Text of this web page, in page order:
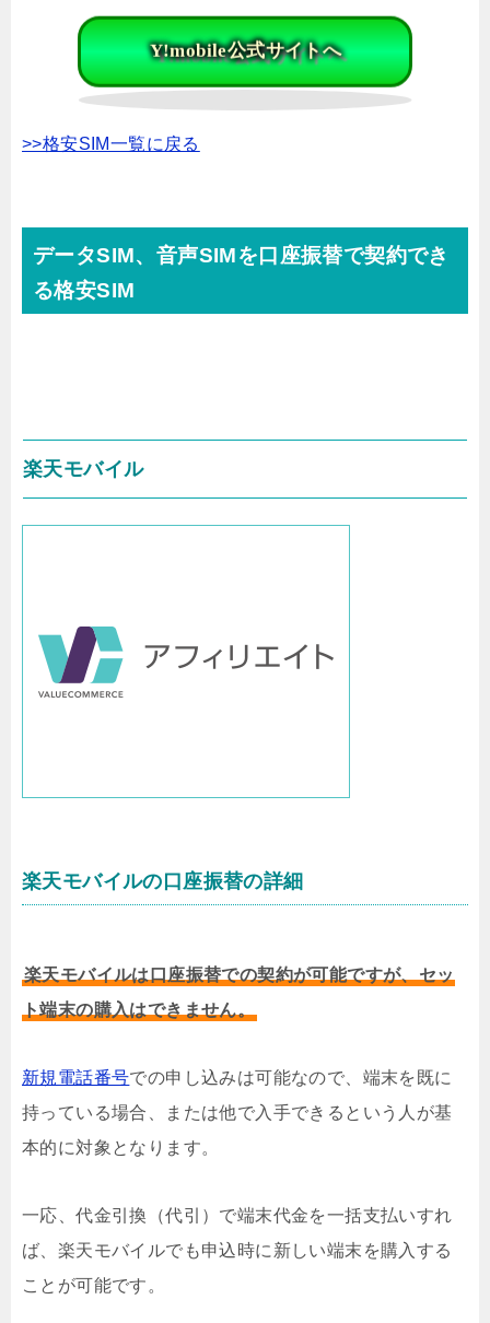
Y!mobile公式サイトへ
>>格安SIM一覧に戻る
データSIM、音声SIMを口座振替で契約でき
る格安SIM
楽天モバイル
楽天モバイルの口座振替の詳細
楽天モバイルは口座振替での契約が可能ですが、セッ
ト端末の購入はできません。
新規電話番号での申し込みは可能なので、端末を既に
持っている場合、または他で入手できるという人が基
本的に対象となります。
一応、代金引換（代引）で端末代金を一括支払いすれ
ば、楽天モバイルでも申込時に新しい端末を購入する
ことが可能です。